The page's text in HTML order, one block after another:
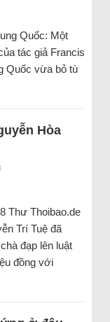
Quốc: Một
tác giả Francis
Quốc vừa bỏ tù
Hòa
Thư Thoibao.de
Trí Tuệ đã
đạp lên luật
đồng với